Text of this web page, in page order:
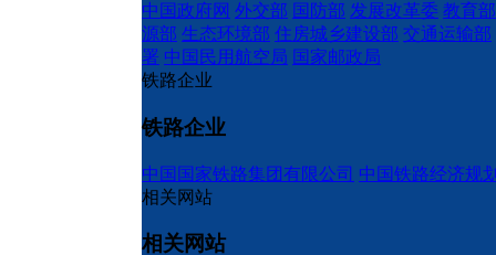
中国政府网 外交部 国防部 发展改革委 教育部
源部 生态环境部 住房城乡建设部 交通运输部
署 中国民用航空局 国家邮政局
铁路企业
铁路企业
中国国家铁路集团有限公司 中国铁路经济规
相关网站
相关网站